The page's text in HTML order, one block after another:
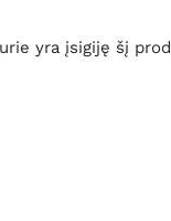
yra įsigiję šį